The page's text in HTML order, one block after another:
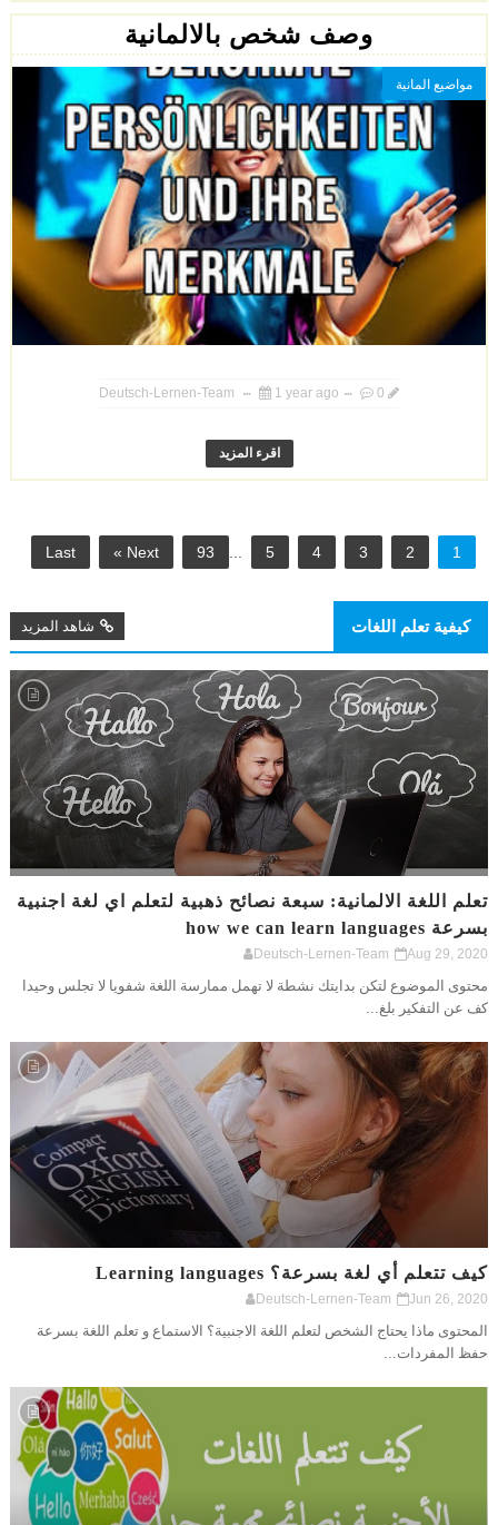
وصف شخص بالالمانية
مواضيع المانية
Deutsch-Lernen-Team 1 year ago 0
اقرء المزيد
1
2
3
4
5
93
Next »
Last
كيفية تعلم اللغات شاهد المزيد
تعلم اللغة الالمانية: سبعة نصائح ذهبية لتعلم اي لغة اجنبية
بسرعة how we can learn languages
Deutsch-Lernen-Team Aug 29, 2020
محتوى الموضوع لتكن بدايتك نشطة لا تهمل ممارسة اللغة شفويا لا تجلس وحيدا
كف عن التفكير بلغ...
كيف تتعلم أي لغة بسرعة؟ Learning languages
Deutsch-Lernen-Team Jun 26, 2020
المحتوى ماذا يحتاج الشخص لتعلم اللغة الاجنبية؟ الاستماع و تعلم اللغة بسرعة
حفظ المفردات...